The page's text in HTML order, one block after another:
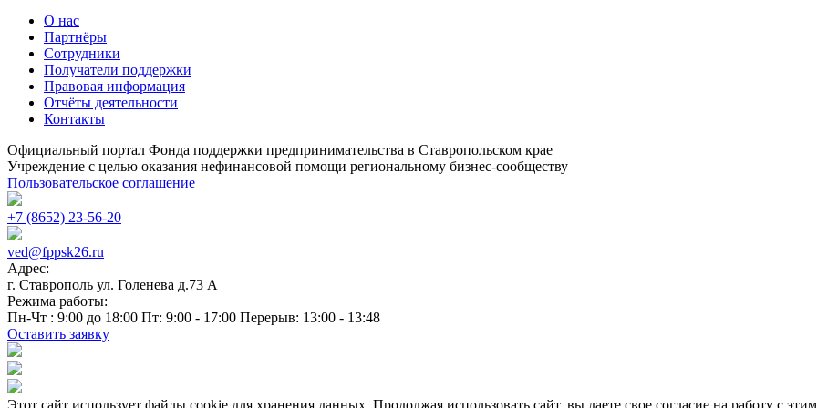
О нас
Партнёры
Сотрудники
Получатели поддержки
Правовая информация
Отчёты деятельности
Контакты
Официальный портал Фонда поддержки предпринимательства в Ставропольском крае
Учреждение с целью оказания нефинансовой помощи региональному бизнес-сообществу
Пользовательское соглашение
+7 (8652) 23-56-20
ved@fppsk26.ru
Адрес:
г. Ставрополь ул. Голенева д.73 A
Режима работы:
Пн-Чт : 9:00 до 18:00 Пт: 9:00 - 17:00 Перерыв: 13:00 - 13:48
Оставить заявку
Этот сайт использует файлы cookie для хранения данных. Продолжая использовать сайт, вы даете свое согласие на работу с